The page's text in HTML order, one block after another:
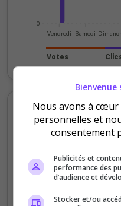
0
Vendredi Samedi
Votes
Votes et clics
2000
Bienvenue
Nous avons à
personnelles et
consentement
Publicités et
performance des
d’audience et
Stocker et/ou